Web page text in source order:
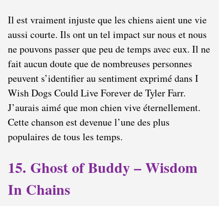
Il est vraiment injuste que les chiens aient une vie
aussi courte. Ils ont un tel impact sur nous et nous
ne pouvons passer que peu de temps avec eux. Il ne
fait aucun doute que de nombreuses personnes
peuvent s’identifier au sentiment exprimé dans I
Wish Dogs Could Live Forever de Tyler Farr.
J’aurais aimé que mon chien vive éternellement.
Cette chanson est devenue l’une des plus
populaires de tous les temps.
15. Ghost of Buddy – Wisdom
In Chains